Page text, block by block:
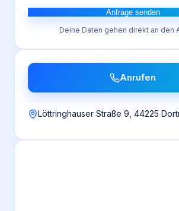
Anfrage senden
Deine Daten gehen direkt an den
Anrufen
Löttringhauser Straße 9, 44225